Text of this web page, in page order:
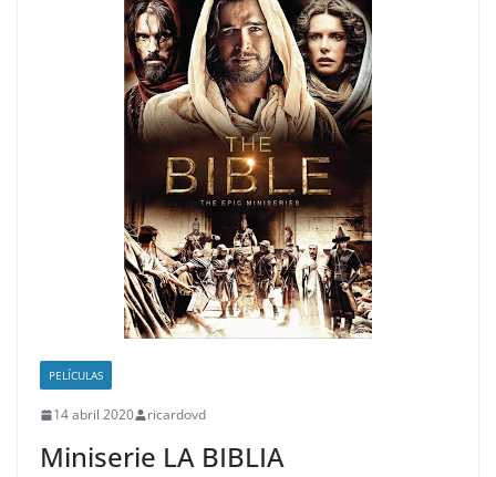
PELÍCULAS
14 abril 2020 ricardovd
Miniserie LA BIBLIA